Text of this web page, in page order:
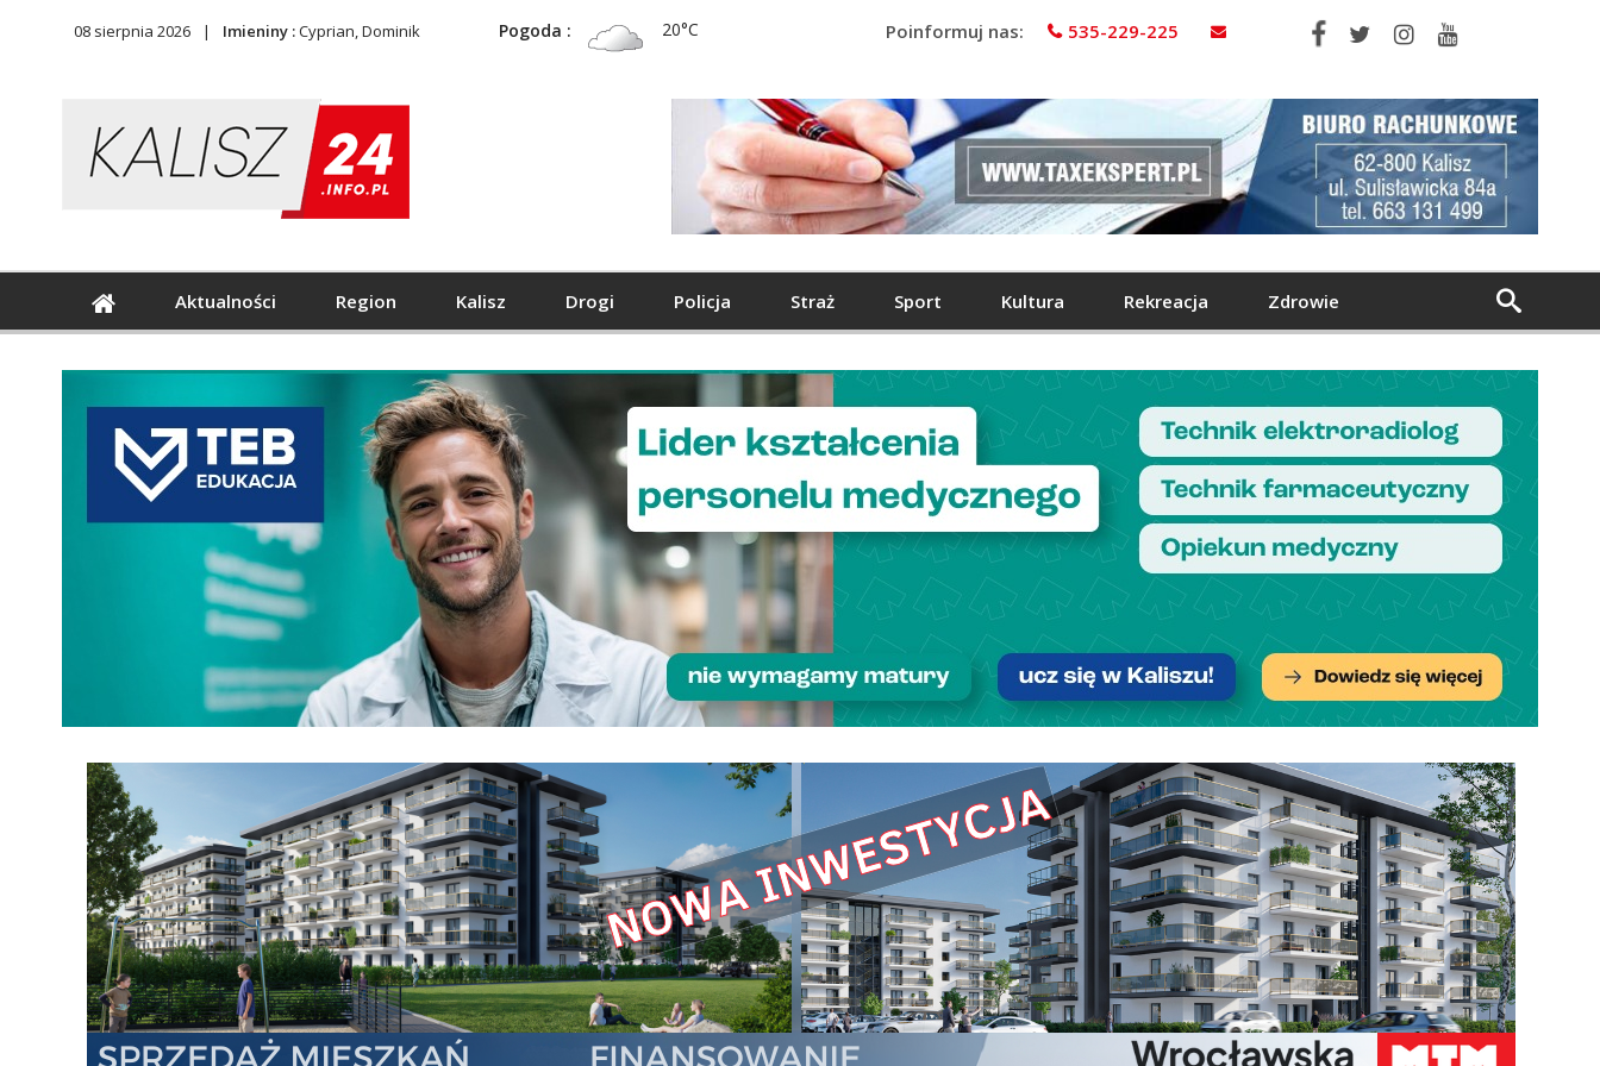
08 sierpnia 2026 Imieniny :Cyprian, Dominik Pogoda : 20°C Poinformuj nas: 535-229-225
Aktualności Region Kalisz Drogi Policja Straż Sport Kultura Rekreacja Zdrowie